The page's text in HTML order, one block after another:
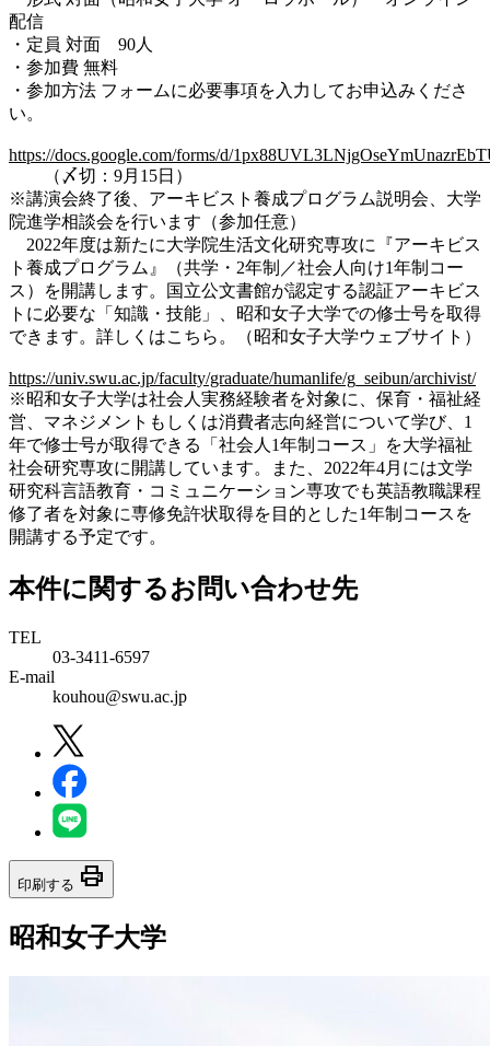
配信
・定員 対面 90人
・参加費 無料
・参加方法 フォームに必要事項を入力してお申込みくださ
い。
https://docs.google.com/forms/d/
（〆切：9月15日）
※講演会終了後、アーキビスト養成プログラム説明会、大学
院進学相談会を行います（参加任意）
2022年度は新たに大学院生活文化研究専攻に『アーキビス
ト養成プログラム』（共学・2年制／社会人向け1年制コー
ス）を開講します。国立公文書館が認定する認証アーキビス
トに必要な「知識・技能」、昭和女子大学での修士号を取得
できます。詳しくはこちら。（昭和女子大学ウェブサイト）
https://univ.swu.ac.jp/faculty/graduate/humanlife/g_seibun/archivist/
※昭和女子大学は社会人実務経験者を対象に、保育・福祉経
営、マネジメントもしくは消費者志向経営について学び、1
年で修士号が取得できる「社会人1年制コース」を大学福祉
社会研究専攻に開講しています。また、2022年4月には文学
研究科言語教育・コミュニケーション専攻でも英語教職課程
修了者を対象に専修免許状取得を目的とした1年制コースを
開講する予定です。
本件に関するお問い合わせ先
TEL
03-3411-6597
E-mail
kouhou@swu.ac.jp
印刷する print
昭和女子大学